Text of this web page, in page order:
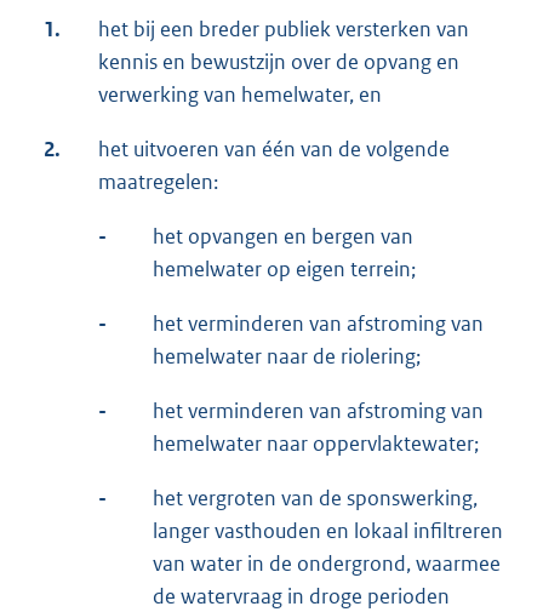
1.
het bij een breder publiek versterken van
kennis en bewustzijn over de opvang en
verwerking van hemelwater, en
2.
het uitvoeren van één van de volgende
maatregelen:
-
het opvangen en bergen van
hemelwater op eigen terrein;
-
het verminderen van afstroming van
hemelwater naar de riolering;
-
het verminderen van afstroming van
hemelwater naar oppervlaktewater;
-
het vergroten van de sponswerking,
langer vasthouden en lokaal infiltreren
van water in de ondergrond, waarmee
de watervraag in droge perioden